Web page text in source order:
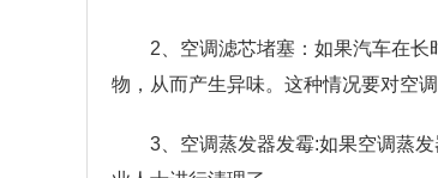
2、空调滤芯堵塞：如果汽车在
物，从而产生异味。这种情况要对空
3、空调蒸发器发霉:如果空调蒸